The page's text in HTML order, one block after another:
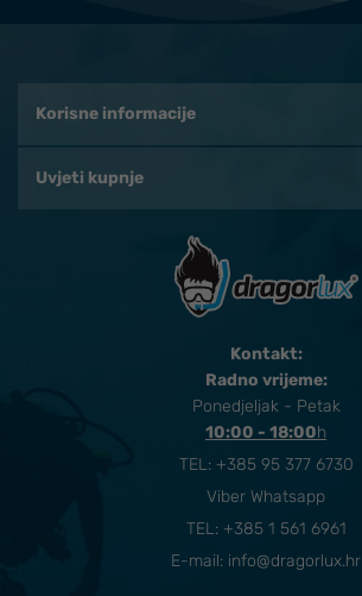
Korisne informacije
Uvjeti kupnje
Kontakt:
Radno vrijeme:
Ponedjeljak - Petak
10:00 - 18:00​h
TEL: +385 95 377 6730
Viber Whatsapp
TEL: +385 1 561 6961
E-mail: info@dragorlux.hr